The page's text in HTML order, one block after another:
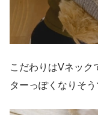
こだわりはVネック
ターっぽくなりそう